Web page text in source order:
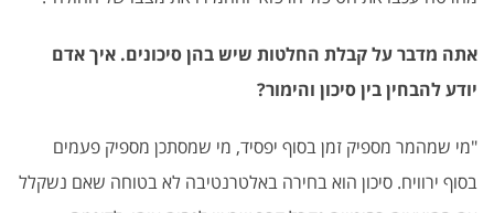
אתה מדבר על קבלת החלטות שיש בהן סיכונים. איך אדם
יודע להבחין בין סיכון והימור?
"מי שמהמר מספיק זמן בסוף יפסיד, מי שמסתכן מספיק פעמים
בסוף ירוויח. סיכון הוא בחירה באלטרנטיבה לא בטוחה שאם נשקלל